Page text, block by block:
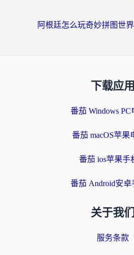
下载应用
番茄 Windows PC
番茄 macOS苹果
番茄 ios苹果手
番茄 Android安卓
关于我们
服务条款